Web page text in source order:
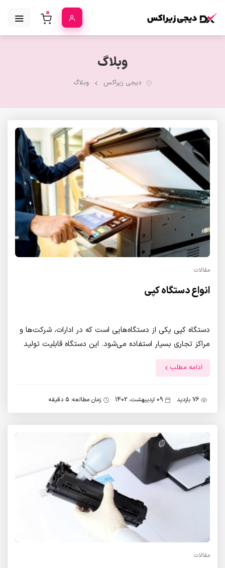
0
وبلاگ
دیجی زیراکس وبلاگ
مقالات
انواع دستگاه کپی
دستگاه کپی یکی از دستگاه‌هایی است که در ادارات، شرکت‌ها و
مراکز تجاری بسیار استفاده می‌شود. این دستگاه قابلیت تولید
نسخه‌های تکراری از سند‌ها، اسناد و تصاویر را دارد. در این
مقاله، به بررسی انواع دستگاه کپی و ویژگی‌های آنها می‌پردازیم.
ادامه مطلب
76 بازدید 09 اردیبهشت، 1402 زمان مطالعه: 5 دقیقه
مقالات